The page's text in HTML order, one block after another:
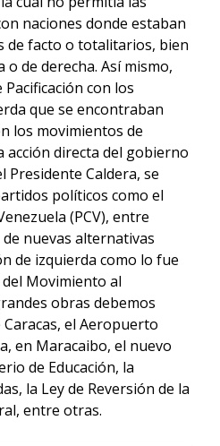
naciones donde estaban
de facto o totalitarios, bien
o de derecha. Así mismo,
con los
que se encontraban
los movimientos de
acción directa del gobierno
Presidente Caldera, se
políticos como el
(PCV), entre
nuevas alternativas
de izquierda como lo fue
Movimiento al
obras debemos
el Aeropuerto
en Maracaibo, el nuevo
de Educación, la
la Ley de Reversión de la
entre otras.